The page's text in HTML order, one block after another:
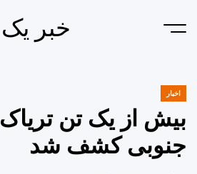
Menu خبر یک
POSTED
اخبار
بیش از یک تن
جنوبی کشف شد